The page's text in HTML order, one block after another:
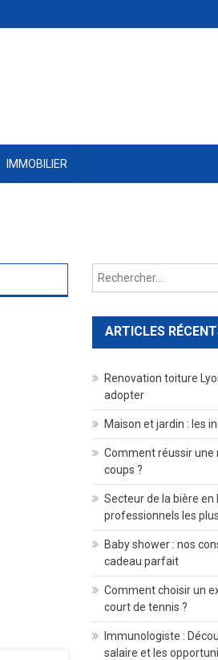
IMMOBILIER
ARTICLES
Renovation toiture
adopter
Maison et jardin : les
Comment réussir une
coups ?
Secteur de la bière en
professionnels les
Baby shower : nos
cadeau parfait
Comment choisir un
court de tennis ?
Immunologiste :
salaire et les